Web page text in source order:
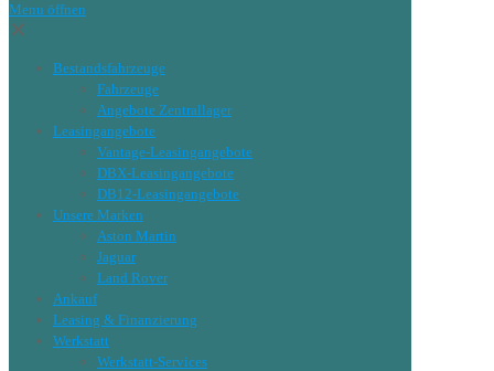
Menu öffnen
✕
Bestandsfahrzeuge
Fahrzeuge
Angebote Zentrallager
Leasingangebote
Vantage-Leasingangebote
DBX-Leasingangebote
DB12-Leasingangebote
Unsere Marken
Aston Martin
Jaguar
Land Rover
Ankauf
Leasing & Finanzierung
Werkstatt
Werkstatt-Services